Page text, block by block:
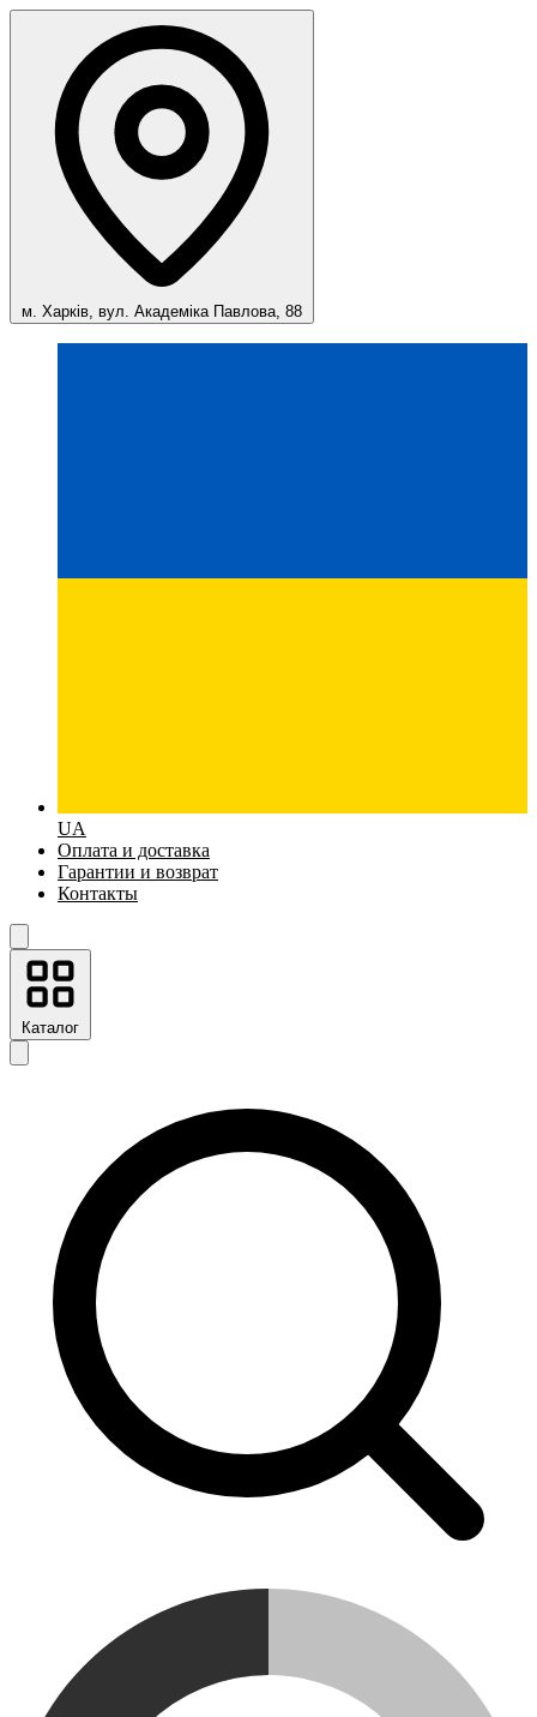
м. Харків, вул. Академіка Павлова, 88
UA
Оплата и доставка
Гарантии и возврат
Контакты
Каталог